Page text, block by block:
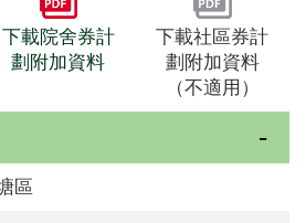
下載院舍券計
劃附加資料
下載社區券計
劃附加資料
（不適用）
區